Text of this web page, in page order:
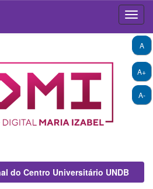
A+
A-
A
do Centro Universitário UNDB